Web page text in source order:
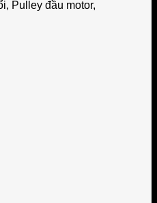
Pulley đầu motor,